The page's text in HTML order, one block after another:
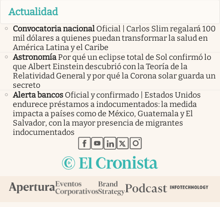
Actualidad
Convocatoria nacional Oficial | Carlos Slim regalará 100
mil dólares a quienes puedan transformar la salud en
América Latina y el Caribe
AstronomíaPor qué un eclipse total de Sol confirmó lo
que Albert Einstein descubrió con la Teoría de la
Relatividad General y por qué la Corona solar guarda un
secreto
Alerta bancos Oficial y confirmado | Estados Unidos
endurece préstamos a indocumentados: la medida
impacta a países como de México, Guatemala y El
Salvador, con la mayor presencia de migrantes
indocumentados
abre en nueva pestaña
abre en nueva pestaña
abre en nueva pestaña
abre en nueva pestaña
abre en nueva pestaña